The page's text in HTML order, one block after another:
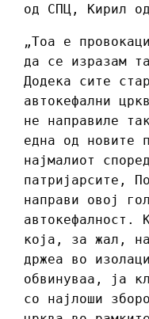
од СПЦ, Кирил
„Тоа е
да се изразам
Додека сите
автокефални
не направиле
една од новите
најмалиот
патријарсите,
направи овој
автокефалност.
која, за жал,
држеа во
обвинуваа, ја
со најлоши